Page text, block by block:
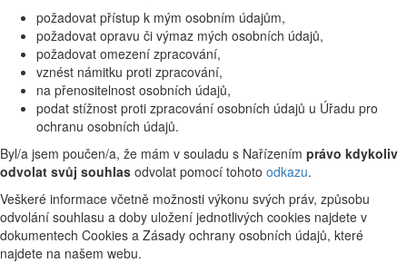
požadovat přístup k mým osobním údajům,
požadovat opravu či výmaz mých osobních údajů,
požadovat omezení zpracování,
vznést námitku proti zpracování,
na přenositelnost osobních údajů,
podat stížnost proti zpracování osobních údajů u Úřadu pro
ochranu osobních údajů.
Byl/a jsem poučen/a, že mám v souladu s Nařízením právo kdykoliv
odvolat svůj souhlas odvolat pomocí tohoto odkazu.
Veškeré informace včetně možnosti výkonu svých práv, způsobu
odvolání souhlasu a doby uložení jednotlivých cookies najdete v
dokumentech Cookies a Zásady ochrany osobních údajů, které
najdete na našem webu.